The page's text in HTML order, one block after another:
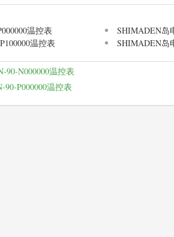
温控表
SHIMADEN岛
温控表
SHIMADEN岛
90-N000000温控表
90-P000000温控表